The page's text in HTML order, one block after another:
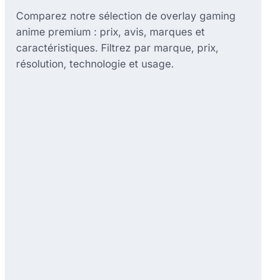
Comparez notre sélection de overlay gaming
anime premium : prix, avis, marques et
caractéristiques. Filtrez par marque, prix,
résolution, technologie et usage.